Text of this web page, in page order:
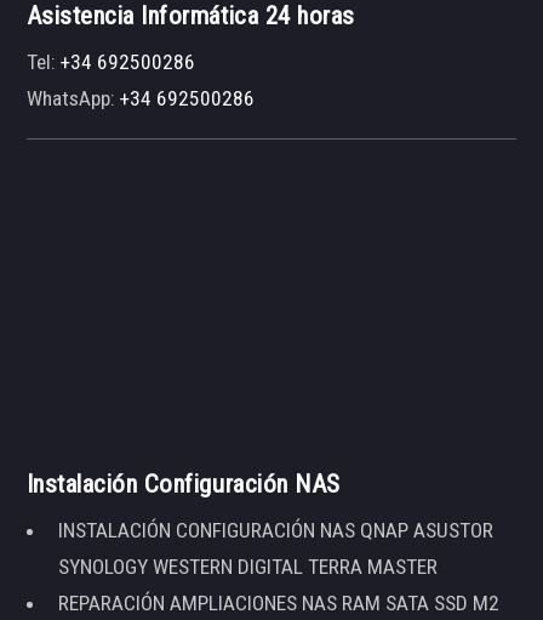
Asistencia Informática 24 horas
Tel:+34 692500286
WhatsApp:+34 692500286
Instalación Configuración NAS
INSTALACIÓN CONFIGURACIÓN NAS QNAP ASUSTOR
SYNOLOGY WESTERN DIGITAL TERRA MASTER
REPARACIÓN AMPLIACIONES NAS RAM SATA SSD M2